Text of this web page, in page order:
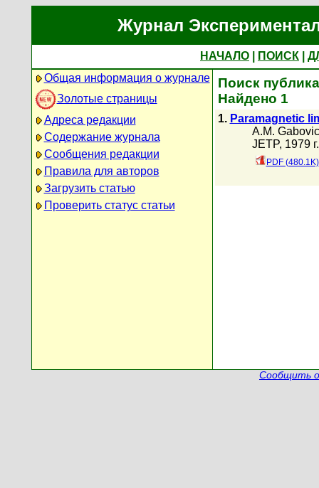
Журнал
НАЧАЛО ПОИСК
Общая информация о журнале
Золотые страницы
Адреса редакции
Содержание журнала
Сообщения редакции
Правила для авторов
Загрузить статью
Проверить статус статьи
Поиск
Найдено 1
1. Paramagnetic
A.M.
JETP, 1979
PDF (480.1K)
Сообщить о